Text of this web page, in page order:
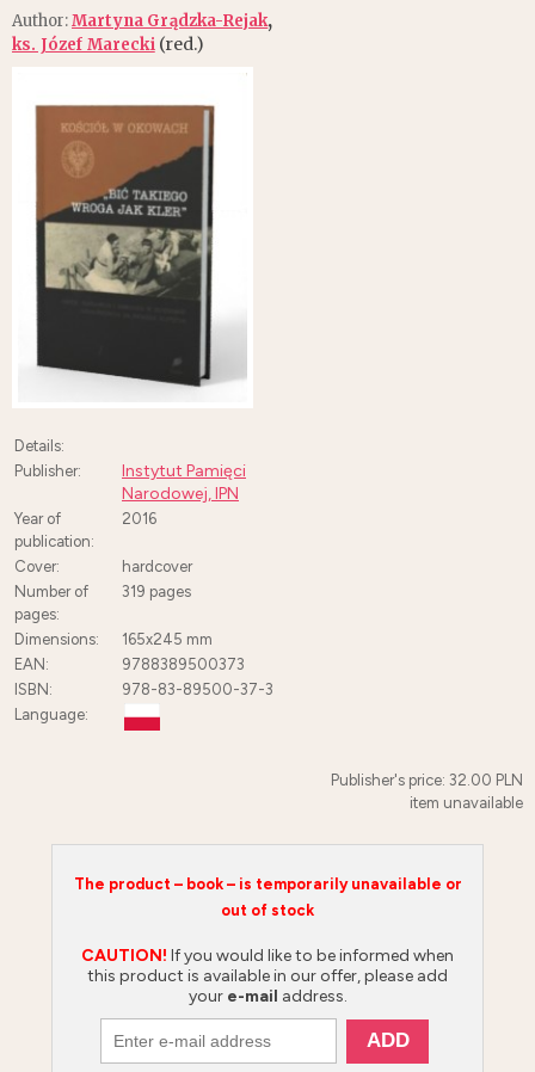
Author:Martyna Grądzka-Rejak,
ks. Józef Marecki(red.)
Details:
Publisher:
Instytut Pamięci
Narodowej, IPN
Year of
publication:
2016
Cover:
hardcover
Number of
pages:
319 pages
Dimensions:
165x245 mm
EAN:
9788389500373
ISBN:
978-83-89500-37-3
Language:
Publisher's price: 32.00 PLN
item unavailable
The product – book – is temporarily unavailable or
out of stock
CAUTION! If you would like to be informed when
this product is available in our offer, please add
your e-mail address.